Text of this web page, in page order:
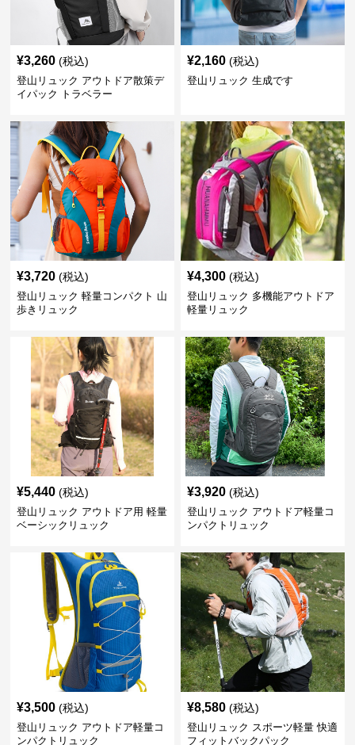
¥3,260 (税込)
登山リュック アウトドア散策デ
イパック トラベラー
¥2,160 (税込)
登山リュック 生成です
¥3,720 (税込)
登山リュック 軽量コンパクト 山
歩きリュック
¥4,300 (税込)
登山リュック 多機能アウトドア
軽量リュック
¥5,440 (税込)
登山リュック アウトドア用 軽量
ベーシックリュック
¥3,920 (税込)
登山リュック アウトドア軽量コ
ンパクトリュック
¥3,500 (税込)
登山リュック アウトドア軽量コ
ンパクトリュック
¥8,580 (税込)
登山リュック スポーツ軽量 快適
フィットバックパック